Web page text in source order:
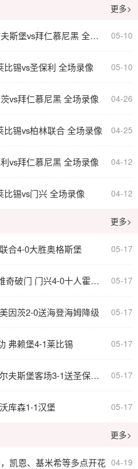
更多>
05月10日 德甲第33轮 沃尔夫斯堡vs拜仁慕尼黑 全场录像 05-10
锡vs圣保利 全场录像 05-10
vs拜仁慕尼黑 全场录像 04-26
锡vs柏林联合 全场录像 04-25
vs拜仁慕尼黑 全场录像 04-12
比锡vs门兴 全场录像 04-12
更多>
合4-0大胜奥格斯堡 05-17
德甲-迪克斯世界波塔巴科维奇破门 门兴4-0十人霍芬海姆 05-17
因茨2-0送海登海姆降级 05-17
弗赖堡4-1莱比锡 05-17
德甲-库利耶拉基斯破门 沃尔夫斯堡客场3-1送圣保利降级 05-17
库森1-1汉堡 05-17
更多>
凯恩、基米希等多点开花 04-19